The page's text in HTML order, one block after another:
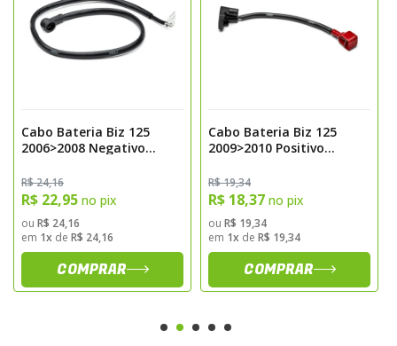
Cabo Bateria Biz 125
2006>2008 Negativo
R$ 24,16
R$ 22,95 no pix
ou R$ 24,16
em 1x de R$ 24,16
COMPRAR
Cabo Bateria Biz 125
2009>2010 Positivo
R$ 19,34
R$ 18,37 no pix
ou R$ 19,34
em 1x de R$ 19,34
COMPRAR